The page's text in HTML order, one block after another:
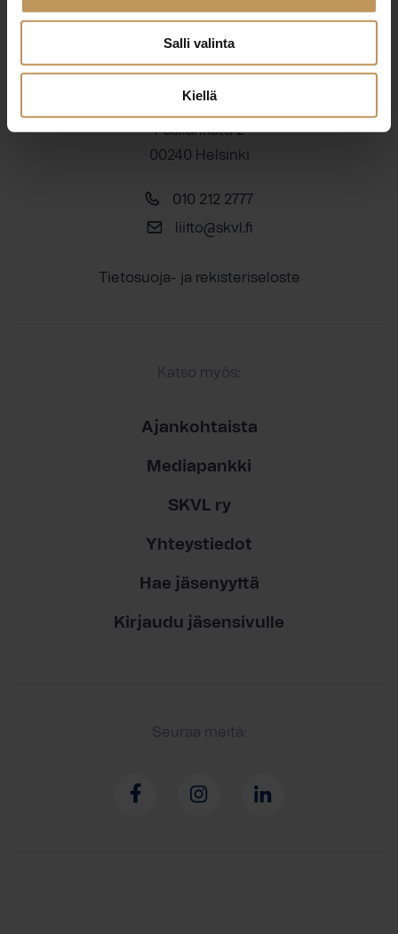
Salli valinta
Kiellä
Suomen Kiinteistönvälittäjät ry
Finlands Fastighetsmäklare rf
Pasilankatu 2
00240 Helsinki
010 212 2777
liitto@skvl.fi
Tietosuoja- ja rekisteriseloste
Katso myös:
Ajankohtaista
Mediapankki
SKVL ry
Yhteystiedot
Hae jäsenyyttä
Kirjaudu jäsensivulle
Seuraa meitä: